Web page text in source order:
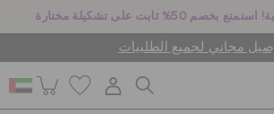
50% ثابت على تشكيلة مختارة
مجاني لجميع الطلبيات